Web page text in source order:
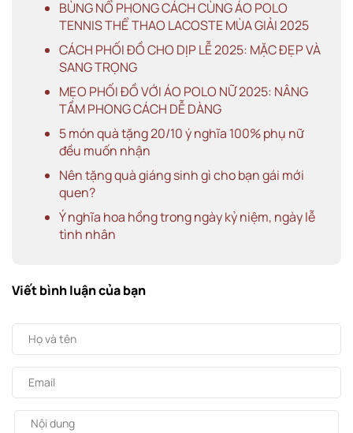
BÙNG NỔ PHONG CÁCH CÙNG ÁO POLO
TENNIS THỂ THAO LACOSTE MÙA GIẢI 2025
CÁCH PHỐI ĐỒ CHO DỊP LỄ 2025: MẶC ĐẸP VÀ
SANG TRỌNG
MẸO PHỐI ĐỒ VỚI ÁO POLO NỮ 2025: NÂNG
TẦM PHONG CÁCH DỄ DÀNG
5 món quà tặng 20/10 ý nghĩa 100% phụ nữ
đều muốn nhận
Nên tặng quà giáng sinh gì cho bạn gái mới
quen?
Ý nghĩa hoa hồng trong ngày kỷ niệm, ngày lễ
tình nhân
Viết bình luận của bạn